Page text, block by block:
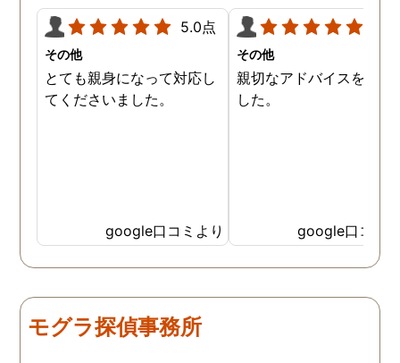
5.0点
その他
とても親身になって対応し
てくださいました。
google口コミより
その他
親切なアドバイスを頂き
した。
google口コミ
モグラ探偵事務所